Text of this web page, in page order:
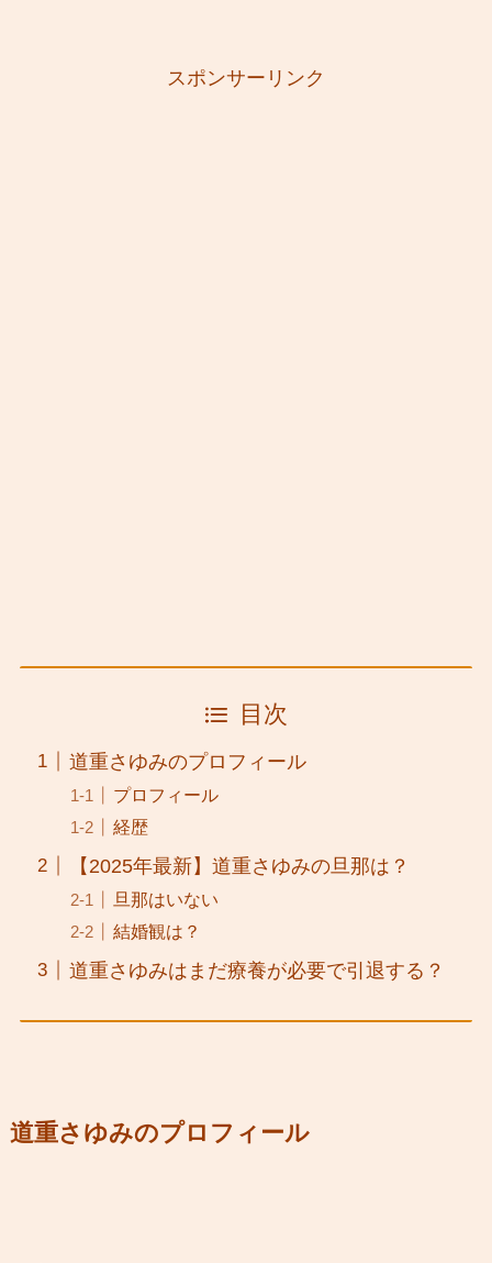
スポンサーリンク
目次
道重さゆみのプロフィール
プロフィール
経歴
【2025年最新】道重さゆみの旦那は？
旦那はいない
結婚観は？
道重さゆみはまだ療養が必要で引退する？
道重さゆみのプロフィール